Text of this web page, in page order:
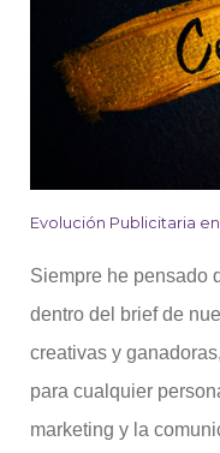
Evolución Publicitaria
Siempre he pensado
dentro del brief de
creativas y
para cualquier
marketing y la